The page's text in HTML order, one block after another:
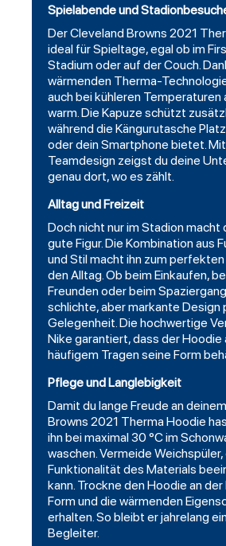
Spielabende und
Der Cleveland Browns 2021
ideal für Spieltage, egal ob im
Stadium oder auf der Couch.
wärmenden Therma-
auch bei kühleren Temperaturen
warm. Die Kapuze schützt
während die Kängurutasche
oder dein Smartphone bietet.
Teamdesign zeigst du deine
genau dort, wo es zählt.
Alltag und Freizeit
Doch nicht nur im Stadion macht
gute Figur. Die Kombination aus
und Stil macht ihn zum
den Alltag. Ob beim Einkaufen,
Freunden oder beim
schlichte, aber markante Design
Gelegenheit. Die hochwertige
Nike garantiert, dass der Hoodie
häufigem Tragen seine Form
Pflege und Langlebigkeit
Damit du lange Freude an
Browns 2021 Therma Hoodie
ihn bei maximal 30 °C im
waschen. Vermeide
Funktionalität des Materials
kann. Trockne den Hoodie an
Form und die wärmenden
erhalten. So bleibt er jahrelang
Begleiter.